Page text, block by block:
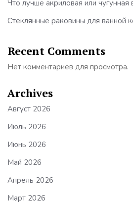
Что лучше акриловая или чугунная
Стеклянные раковины для ванной
Recent Comments
Нет комментариев для просмотра.
Archives
Август 2026
Июль 2026
Июнь 2026
Май 2026
Апрель 2026
Март 2026